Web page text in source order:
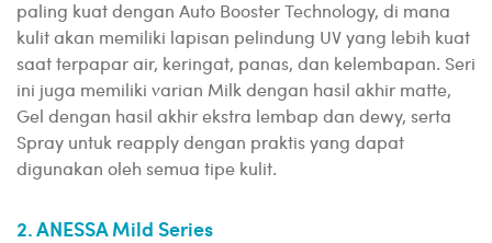
paling kuat dengan Auto Booster Technology, di mana
kulit akan memiliki lapisan pelindung UV yang lebih kuat
saat terpapar air, keringat, panas, dan kelembapan. Seri
ini juga memiliki varian Milk dengan hasil akhir matte,
Gel dengan hasil akhir ekstra lembap dan dewy, serta
Spray untuk reapply dengan praktis yang dapat
digunakan oleh semua tipe kulit.
2. ANESSA Mild Series